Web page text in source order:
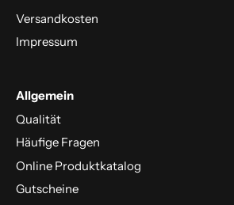
Versandkosten
Impressum
Allgemein
Qualität
Häufige Fragen
Online Produktkatalog
Gutscheine